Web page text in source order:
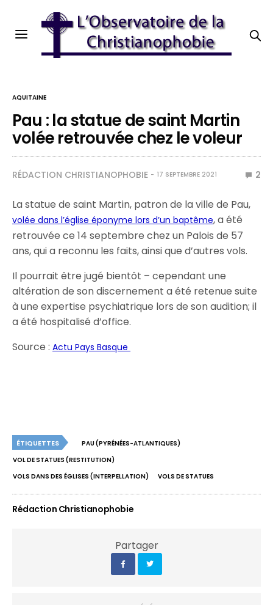
AQUITAINE
Pau : la statue de saint Martin
volée retrouvée chez le voleur
RÉDACTION CHRISTIANOPHOBIE 17 SEPTEMBRE 2021 2
La statue de saint Martin, patron de la ville de Pau,
volée dans l’église éponyme lors d’un baptême, a été
retrouvée ce 14 septembre chez un Palois de 57
ans, qui a reconnu les faits, ainsi que d’autres vols.
Il pourrait être jugé bientôt – cependant une
altération de son discernement a été retenue suite
à une expertise psychiatrique lors de son audition; il
a été hospitalisé d’office.
Source :Actu Pays Basque
ÉTIQUETTES
PAU (PYRÉNÉES-ATLANTIQUES)
VOL DE STATUES (RESTITUTION)
VOLS DANS DES ÉGLISES (INTERPELLATION)
VOLS DE STATUES
Rédaction Christianophobie
Partager